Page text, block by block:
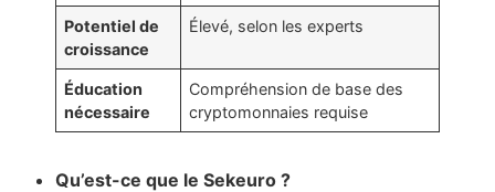
Potentiel de
croissance
Élevé, selon les experts
Éducation
nécessaire
Compréhension de base des
cryptomonnaies requise
Qu’est-ce que le Sekeuro ?